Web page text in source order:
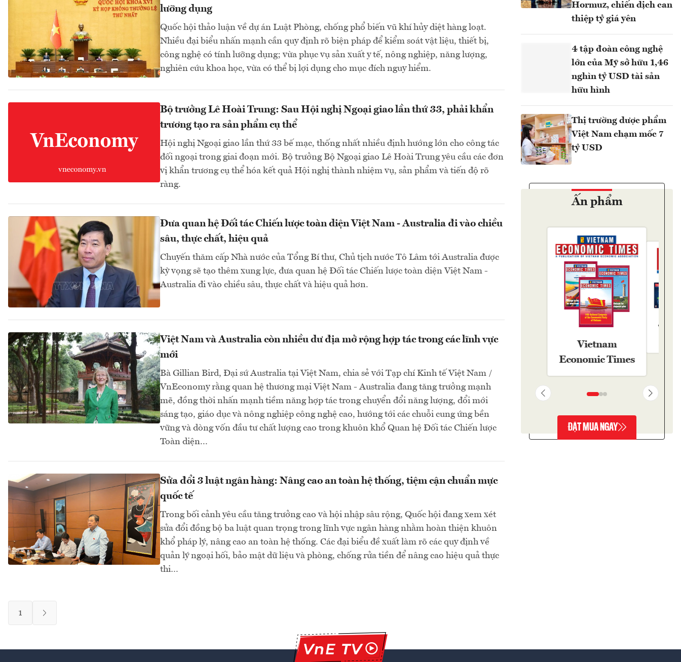
lưỡng dụng
Quốc hội thảo luận về dự án Luật Phòng, chống phổ biến vũ khí hủy diệt hàng loạt.
Nhiều đại biểu nhấn mạnh cần quy định rõ biện pháp để kiểm soát vật liệu, thiết bị,
công nghệ có tính lưỡng dụng; vừa phục vụ sản xuất y tế, nông nghiệp, năng lượng,
nghiên cứu khoa học, vừa có thể bị lợi dụng cho mục đích nguy hiểm.
Bộ trưởng Lê Hoài Trung: Sau Hội nghị Ngoại giao lần thứ 33, phải khẩn
trương tạo ra sản phẩm cụ thể
Hội nghị Ngoại giao lần thứ 33 bế mạc, thống nhất nhiều định hướng lớn cho công tác
đối ngoại trong giai đoạn mới. Bộ trưởng Bộ Ngoại giao Lê Hoài Trung yêu cầu các đơn
vị khẩn trương cụ thể hóa kết quả Hội nghị thành nhiệm vụ, sản phẩm và tiến độ rõ
ràng.
Đưa quan hệ Đối tác Chiến lược toàn diện Việt Nam - Australia đi vào chiều
sâu, thực chất, hiệu quả
Chuyến thăm cấp Nhà nước của Tổng Bí thư, Chủ tịch nước Tô Lâm tới Australia được
kỳ vọng sẽ tạo thêm xung lực, đưa quan hệ Đối tác Chiến lược toàn diện Việt Nam -
Australia đi vào chiều sâu, thực chất và hiệu quả hơn.
Việt Nam và Australia còn nhiều dư địa mở rộng hợp tác trong các lĩnh vực
mới
Bà Gillian Bird, Đại sứ Australia tại Việt Nam, chia sẻ với Tạp chí Kinh tế Việt Nam /
VnEconomy rằng quan hệ thương mại Việt Nam - Australia đang tăng trưởng mạnh
mẽ, đồng thời nhấn mạnh tiềm năng hợp tác trong chuyển đổi năng lượng, đổi mới
sáng tạo, giáo dục và nông nghiệp công nghệ cao, hướng tới các chuỗi cung ứng bền
vững và dòng vốn đầu tư chất lượng cao trong khuôn khổ Quan hệ Đối tác Chiến lược
Toàn diện...
Sửa đổi 3 luật ngân hàng: Nâng cao an toàn hệ thống, tiệm cận chuẩn mực
quốc tế
Trong bối cảnh yêu cầu tăng trưởng cao và hội nhập sâu rộng, Quốc hội đang xem xét
sửa đổi đồng bộ ba luật quan trọng trong lĩnh vực ngân hàng nhằm hoàn thiện khuôn
khổ pháp lý, nâng cao an toàn hệ thống. Các đại biểu đề xuất làm rõ các quy định về
quản lý ngoại hối, bảo mật dữ liệu và phòng, chống rửa tiền để nâng cao hiệu quả thực
thi…
1
Hormuz, chiến dịch can
thiệp tỷ giá yên
4 tập đoàn công nghệ
lớn của Mỹ sở hữu 1,46
nghìn tỷ USD tài sản
hữu hình
Thị trường dược phẩm
Việt Nam chạm mốc 7
tỷ USD
Ấn phẩm
Vietnam
Economic Times
Tạp
ĐẶT MUA NGAY